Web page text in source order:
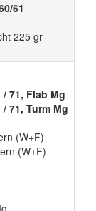
61
225 gr
71, Flab Mg
71, Turm Mg
(W+F)
(W+F)